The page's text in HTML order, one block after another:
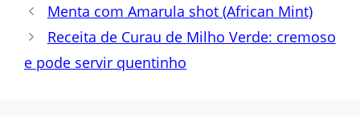
Menta com Amarula shot (African Mint)
Receita de Curau de Milho Verde: cremoso
e pode servir quentinho